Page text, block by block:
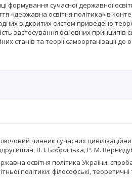
формування сучасної державної
«державна освітня політика» в
відкритих систем приведено
застосування основних принципів
станів та теорії самоорганізації
чинник сучасних
В. І. Бобрицька, Р. М.
освітня політика України:
політики: філософські, теоретичні